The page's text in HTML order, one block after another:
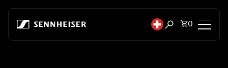
Suchfenster
0